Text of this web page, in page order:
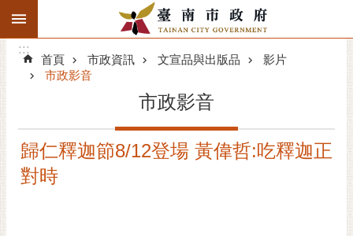
跳到主要內容區塊
搜
階
搜
精彩府城
市府動態
:::
:::
首頁 市政資訊 文宣品與出版品
影片
市政影音
市政影音
歸仁釋迦節8/12登場 黃偉哲:吃釋迦正
對時